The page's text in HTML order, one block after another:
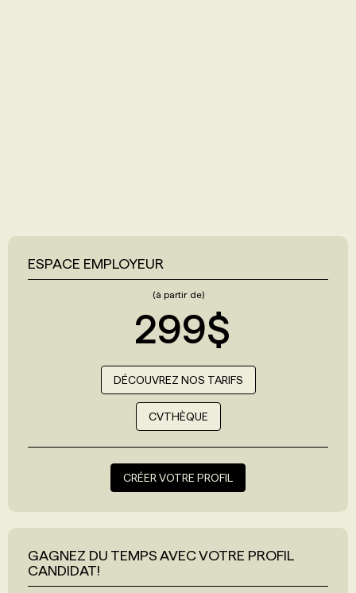
ESPACE EMPLOYEUR
(à partir de)
299$
DÉCOUVREZ NOS TARIFS
CVTHÈQUE
CRÉER VOTRE PROFIL
GAGNEZ DU TEMPS AVEC VOTRE PROFIL
CANDIDAT!